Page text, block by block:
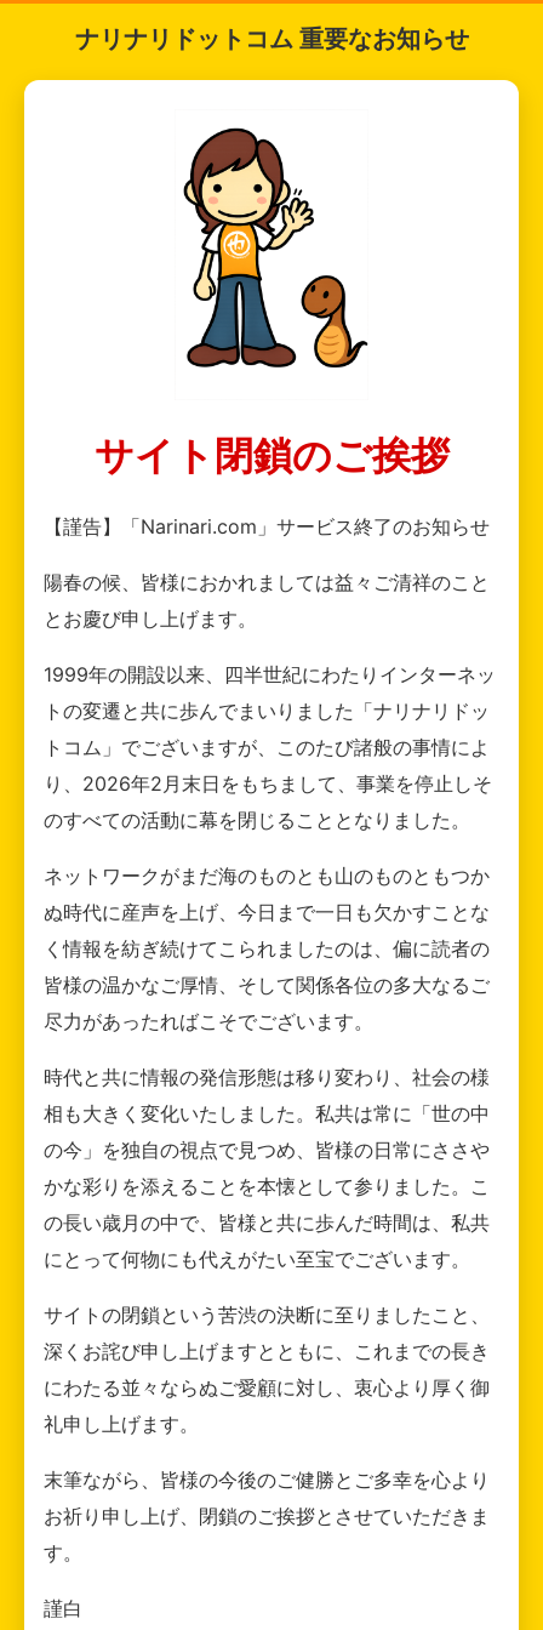
ナリナリドットコム 重要なお知らせ
サイト閉鎖のご挨拶
【謹告】「Narinari.com」サービス終了のお知らせ
陽春の候、皆様におかれましては益々ご清祥のこと
とお慶び申し上げます。
1999年の開設以来、四半世紀にわたりインターネッ
トの変遷と共に歩んでまいりました「ナリナリドッ
トコム」でございますが、このたび諸般の事情によ
り、2026年2月末日をもちまして、事業を停止しそ
のすべての活動に幕を閉じることとなりました。
ネットワークがまだ海のものとも山のものともつか
ぬ時代に産声を上げ、今日まで一日も欠かすことな
く情報を紡ぎ続けてこられましたのは、偏に読者の
皆様の温かなご厚情、そして関係各位の多大なるご
尽力があったればこそでございます。
時代と共に情報の発信形態は移り変わり、社会の様
相も大きく変化いたしました。私共は常に「世の中
の今」を独自の視点で見つめ、皆様の日常にささや
かな彩りを添えることを本懐として参りました。こ
の長い歳月の中で、皆様と共に歩んだ時間は、私共
にとって何物にも代えがたい至宝でございます。
サイトの閉鎖という苦渋の決断に至りましたこと、
深くお詫び申し上げますとともに、これまでの長き
にわたる並々ならぬご愛顧に対し、衷心より厚く御
礼申し上げます。
末筆ながら、皆様の今後のご健勝とご多幸を心より
お祈り申し上げ、閉鎖のご挨拶とさせていただきま
す。
謹白